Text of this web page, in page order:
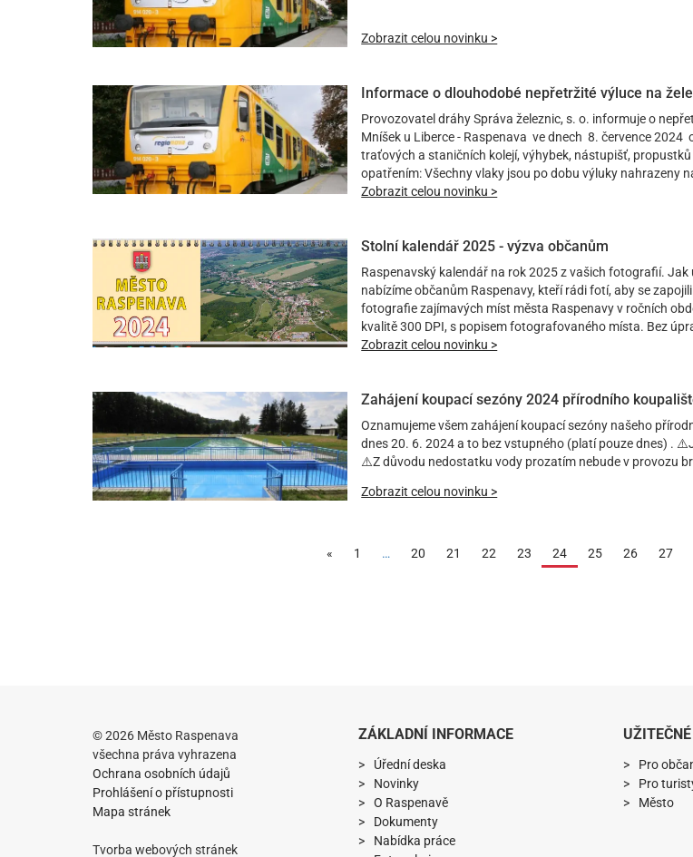
Zobrazit celou novinku >
Informace o dlouhodobé nepřetržité výluce na
Provozovatel dráhy Správa železnic, s. o. informuje o
Mníšek u Liberce - Raspenava ve dnech 8. července
traťových a staničních kolejí, výhybek, nástupišť,
opatřením: Všechny vlaky jsou po dobu výluky nahrazeny
Zobrazit celou novinku >
Stolní kalendář 2025 - výzva občanům
Raspenavský kalendář na rok 2025 z vašich fotografií.
nabízíme občanům Raspenavy, kteří rádi fotí, aby se
fotografie zajímavých míst města Raspenavy v ročních
kvalitě 300 DPI, s popisem fotografovaného místa. Bez
Zobrazit celou novinku >
Zahájení koupací sezóny 2024 přírodního
Oznamujeme všem zahájení koupací sezóny našeho
dnes 20. 6. 2024 a to bez vstupného (platí pouze dnes) .
⚠️Z důvodu nedostatku vody prozatím nebude v provozu
Zobrazit celou novinku >
« 1 … 20 21 22 23 24(aktuální)
25 26 27
© 2026 Město Raspenava
všechna práva vyhrazena
Ochrana osobních údajů
Prohlášení o přístupnosti
Mapa stránek
Tvorba webových stránek
ZÁKLADNÍ INFORMACE
Úřední deska
Novinky
O Raspenavě
Dokumenty
Nabídka práce
Pro
Pro
Město